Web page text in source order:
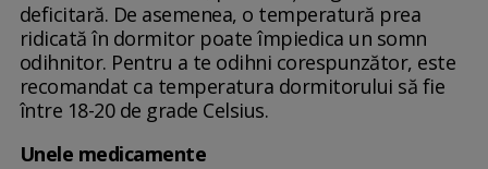
deficitară. De asemenea, o temperatură prea
ridicată în dormitor poate împiedica un somn
odihnitor. Pentru a te odihni corespunzător, este
recomandat ca temperatura dormitorului să fie
între 18-20 de grade Celsius.
Unele medicamente